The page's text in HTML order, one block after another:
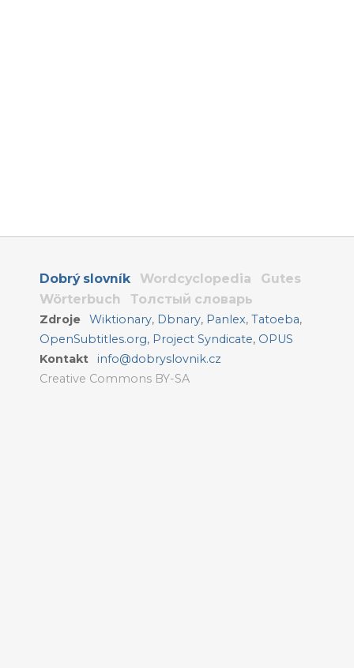
Dobrý slovník Wordcyclopedia
Gutes
Wörterbuch
Толстый словарь
Zdroje Wiktionary, Dbnary, Panlex,Tatoeba,
OpenSubtitles.org, Project Syndicate, OPUS
Kontakt
info@dobryslovnik.cz
Creative Commons BY-SA